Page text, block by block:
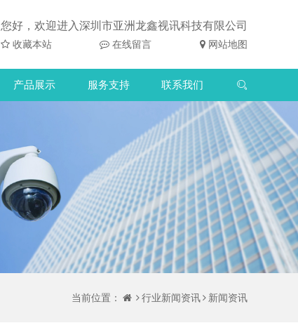
您好，欢迎进入深圳市亚洲龙鑫视讯科技有限公司
收藏本站 在线留言 网站地图
产品展示 服务支持 联系我们
当前位置： 行业新闻资讯 新闻资讯